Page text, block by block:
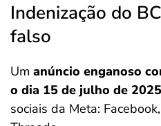
Indenização do
falso
Um anúncio enganoso
o dia 15 de julho de
sociais da Meta: